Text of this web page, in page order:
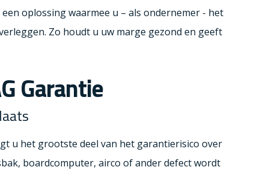
oplossing waarmee u – als ondernemer - het
Zo houdt u uw marge gezond en geeft
Garantie
u het grootste deel van het garantierisico over
boardcomputer, airco of ander defect wordt